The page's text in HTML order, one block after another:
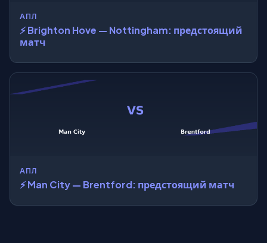
АПЛ
⚡ Brighton Hove — Nottingham: предстоящий
матч
АПЛ
⚡ Man City — Brentford: предстоящий матч